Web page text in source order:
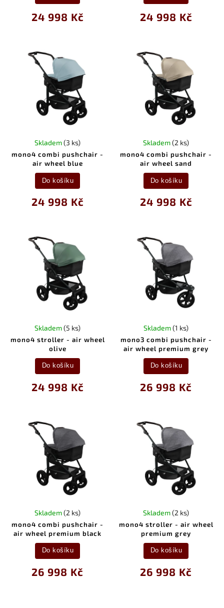
24 998 Kč 24 998 Kč
mono4 combi pushchair -
air wheel blue
Skladem(3 ks)
24 998 Kč
Do košíku
mono4 combi pushchair -
air wheel sand
Skladem(2 ks)
24 998 Kč
Do košíku
mono4 stroller - air wheel
olive
Skladem(5 ks)
24 998 Kč
Do košíku
mono3 combi pushchair -
air wheel premium grey
Skladem(1 ks)
26 998 Kč
Do košíku
mono4 combi pushchair -
air wheel premium black
Skladem(2 ks)
26 998 Kč
Do košíku
mono4 stroller - air wheel
premium grey
Skladem(2 ks)
26 998 Kč
Do košíku